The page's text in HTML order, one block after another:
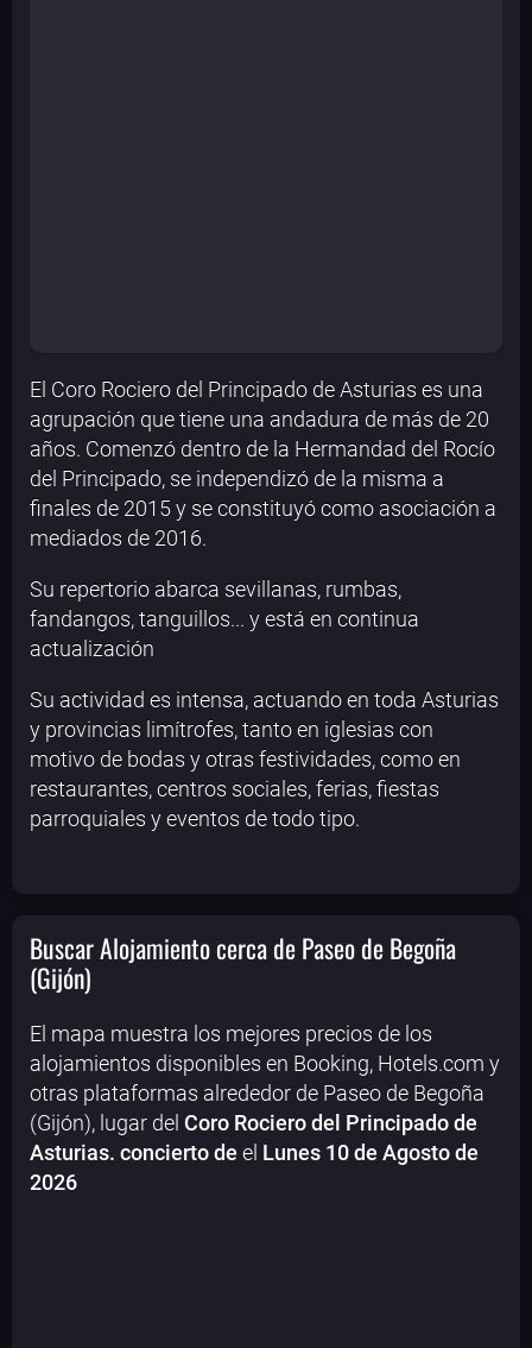
El Coro Rociero del Principado de Asturias es una
agrupación que tiene una andadura de más de 20
años. Comenzó dentro de la Hermandad del Rocío
del Principado, se independizó de la misma a
finales de 2015 y se constituyó como asociación a
mediados de 2016.
Su repertorio abarca sevillanas, rumbas,
fandangos, tanguillos... y está en continua
actualización
Su actividad es intensa, actuando en toda Asturias
y provincias limítrofes, tanto en iglesias con
motivo de bodas y otras festividades, como en
restaurantes, centros sociales, ferias, fiestas
parroquiales y eventos de todo tipo.
Buscar Alojamiento cerca de Paseo de Begoña
(Gijón)
El mapa muestra los mejores precios de los
alojamientos disponibles en Booking, Hotels.com y
otras plataformas alrededor de Paseo de Begoña
(Gijón), lugar del Coro Rociero del Principado de
Asturias. concierto de el Lunes 10 de Agosto de
2026